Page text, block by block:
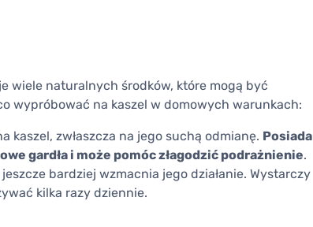
wiele naturalnych środków, które mogą być
wypróbować na kaszel w domowych warunkach:
zwłaszcza na jego suchą odmianę. Posiada
gardła i może pomóc złagodzić podrażnienie.
bardziej wzmacnia jego działanie. Wystarczy
kilka razy dziennie.